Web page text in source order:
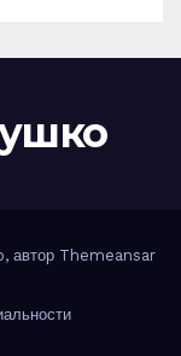
автор Themeansar